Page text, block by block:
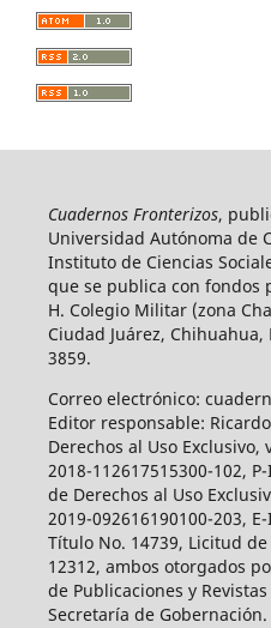
Cuadernos Fronterizos,
Universidad Autónoma de
Instituto de Ciencias
que se publica con fondos
H. Colegio Militar (zona
Ciudad Juárez, Chihuahua,
3859.
Correo electrónico:
Editor responsable:
Derechos al Uso
2018-112617515300-102,
de Derechos al Uso
2019-092616190100-203,
Título No. 14739, Licitud
12312, ambos otorgados
de Publicaciones y
Secretaría de Gobernación.